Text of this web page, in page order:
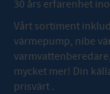
30 års erfarenhet
Vårt sortiment
värmepump, nibe
mycket mer! Din
prisvärt .